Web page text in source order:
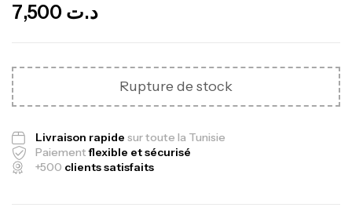
د.ت
Rupture de stock
Livraison rapide sur toute la Tunisie
Paiementflexible et sécurisé
+500 clients satisfaits